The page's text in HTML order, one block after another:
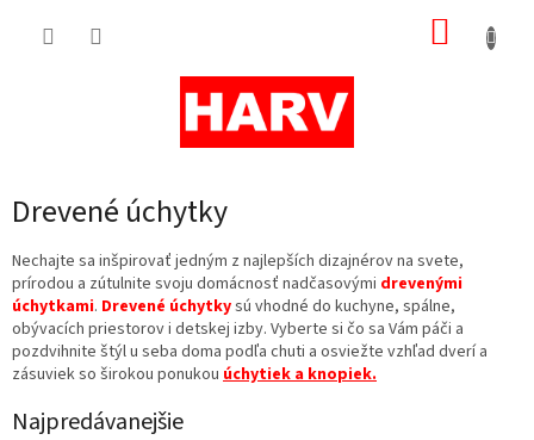
Drevené úchytky
Nechajte sa inšpirovať jedným z najlepších dizajnérov na svete,
prírodou a zútulnite svoju domácnosť nadčasovými drevenými
úchytkami. Drevené úchytkysú vhodné do kuchyne, spálne,
obývacích priestorov i detskej izby. Vyberte si čo sa Vám páči a
pozdvihnite štýl u seba doma podľa chuti a osviežte vzhľad dverí a
zásuviek so širokou ponukou úchytiek a knopiek.
Najpredávanejšie